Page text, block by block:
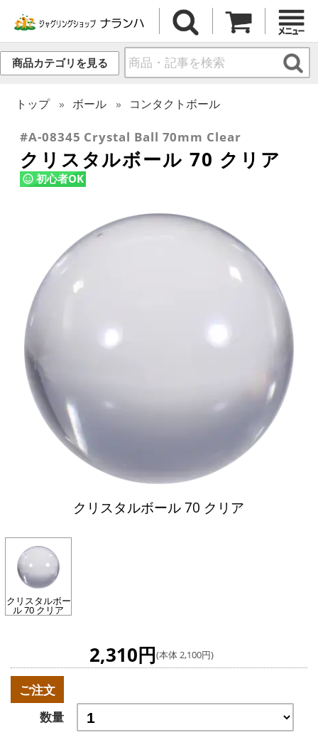
商品カテゴリを見る
トップ ボール コンタクトボール
#A-08345 Crystal Ball 70mm Clear
クリスタルボール 70 クリア
初心者OK
クリスタルボール 70 クリア
クリスタルボー
ル 70 クリア
2,310円(本体 2,100円)
ご注文
数量